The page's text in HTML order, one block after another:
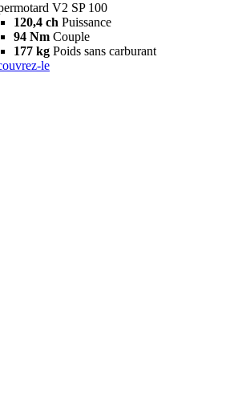
V2 SP 100
120,4 ch Puissance
94 Nm Couple
177 kg Poids sans carburant
le